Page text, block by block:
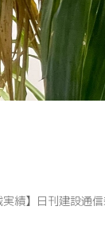
実績】日刊建設通